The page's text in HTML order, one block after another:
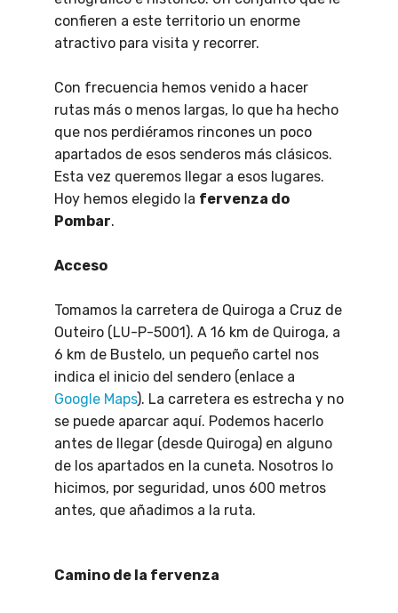
confieren a este territorio un enorme
atractivo para visita y recorrer.
Con frecuencia hemos venido a hacer
rutas más o menos largas, lo que ha hecho
que nos perdiéramos rincones un poco
apartados de esos senderos más clásicos.
Esta vez queremos llegar a esos lugares.
Hoy hemos elegido la fervenza do
Pombar.
Acceso
Tomamos la carretera de Quiroga a Cruz de
Outeiro (LU-P-5001). A 16 km de Quiroga, a
6 km de Bustelo, un pequeño cartel nos
indica el inicio del sendero (enlace a
Google Maps). La carretera es estrecha y no
se puede aparcar aquí. Podemos hacerlo
antes de llegar (desde Quiroga) en alguno
de los apartados en la cuneta. Nosotros lo
hicimos, por seguridad, unos 600 metros
antes, que añadimos a la ruta.
Camino de la fervenza